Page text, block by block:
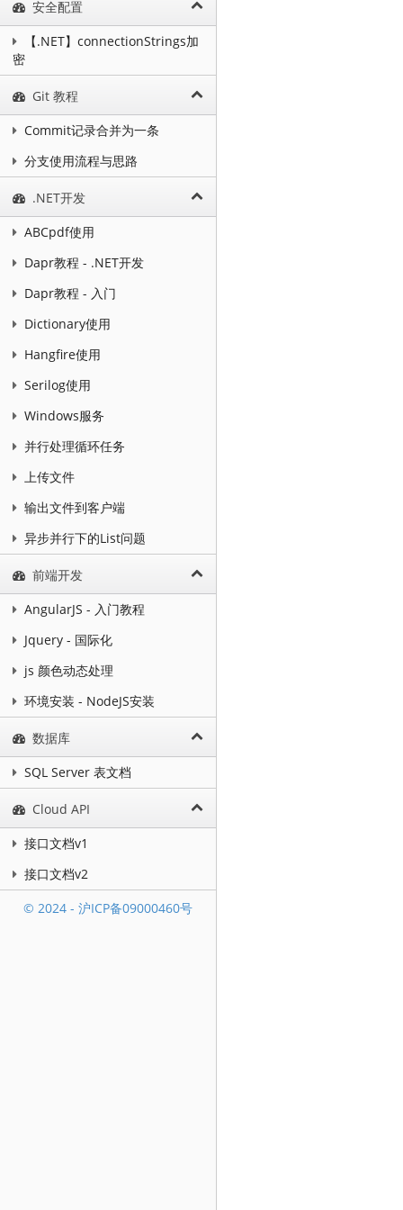
安全配置
【.NET】connectionStrings加
密
Git 教程
Commit记录合并为一条
分支使用流程与思路
.NET开发
ABCpdf使用
Dapr教程 - .NET开发
Dapr教程 - 入门
Dictionary使用
Hangfire使用
Serilog使用
Windows服务
并行处理循环任务
上传文件
输出文件到客户端
异步并行下的List问题
前端开发
AngularJS - 入门教程
Jquery - 国际化
js 颜色动态处理
环境安装 - NodeJS安装
数据库
SQL Server 表文档
Cloud API
接口文档v1
接口文档v2
© 2024 - 沪ICP备09000460号